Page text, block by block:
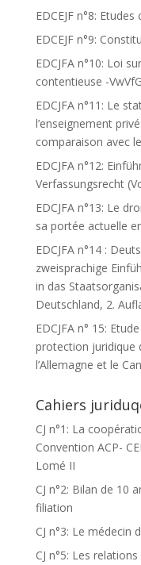
EDCEJF n°8:
EDCEJF n°9:
EDCJFA n°10: Loi
contentieuse -
EDCJFA n°11: Le
l’enseignement
comparaison avec
EDCJFA n°12:
Verfassungsrecht
EDCJFA n°13: Le
sa portée actuelle
EDCJFA n°14 :
zweisprachige
in das
Deutschland, 2.
EDCJFA n° 15:
protection juridique
l’Allemagne et le
Cahiers
CJ n°1: La
Convention ACP-
Lomé II
CJ n°2: Bilan de 10
filiation
CJ n°3: Le médecin
CJ n°5: Les